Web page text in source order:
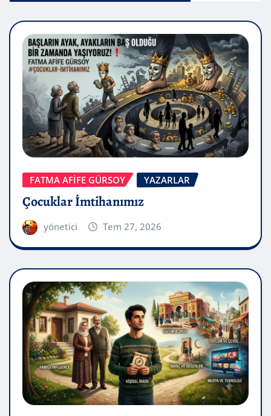
FATMA AFİFE GÜRSOY YAZARLAR
Çocuklar İmtihanımız
yönetici Tem 27, 2026